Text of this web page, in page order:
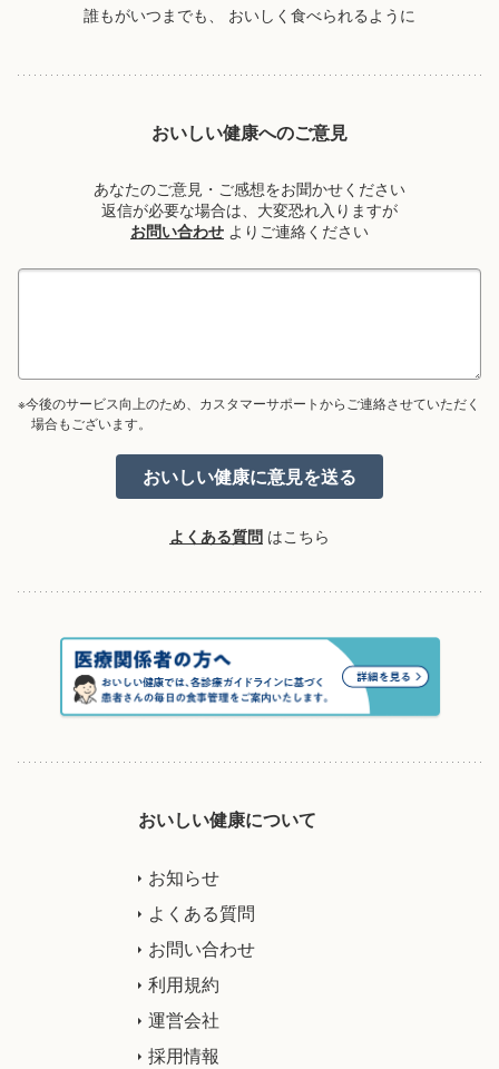
誰もがいつまでも、 おいしく食べられるように
おいしい健康へのご意見
あなたのご意見・ご感想をお聞かせください
返信が必要な場合は、大変恐れ入りますが
お問い合わせ よりご連絡ください
※今後のサービス向上のため、カスタマーサポートからご連絡させていただく
場合もございます。
よくある質問 はこちら
おいしい健康について
お知らせ
よくある質問
お問い合わせ
利用規約
運営会社
採用情報